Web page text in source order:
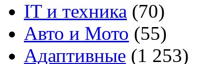
IT и техника (70)
Авто и Мото (55)
Адаптивные (1 253)